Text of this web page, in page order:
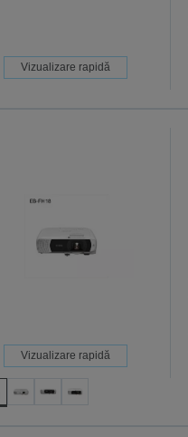
Vizualizare rapidă
Vizualizare rapidă